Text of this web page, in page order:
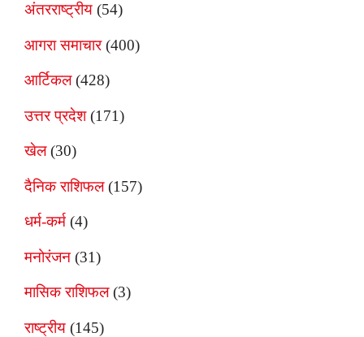
अंतरराष्ट्रीय (54)
आगरा समाचार(400)
आर्टिकल(428)
उत्तर प्रदेश(171)
खेल(30)
दैनिक राशिफल(157)
धर्म-कर्म (4)
मनोरंजन (31)
मासिक राशिफल(3)
राष्ट्रीय (145)